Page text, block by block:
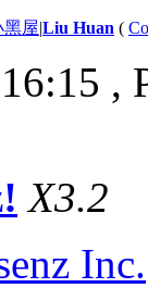
黑屋|Liu Huan (
,
X3.2
Inc.